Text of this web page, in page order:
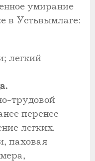
умирание
в Устьвымлаге:
легкий
трудовой
перенес
легких.
паховая